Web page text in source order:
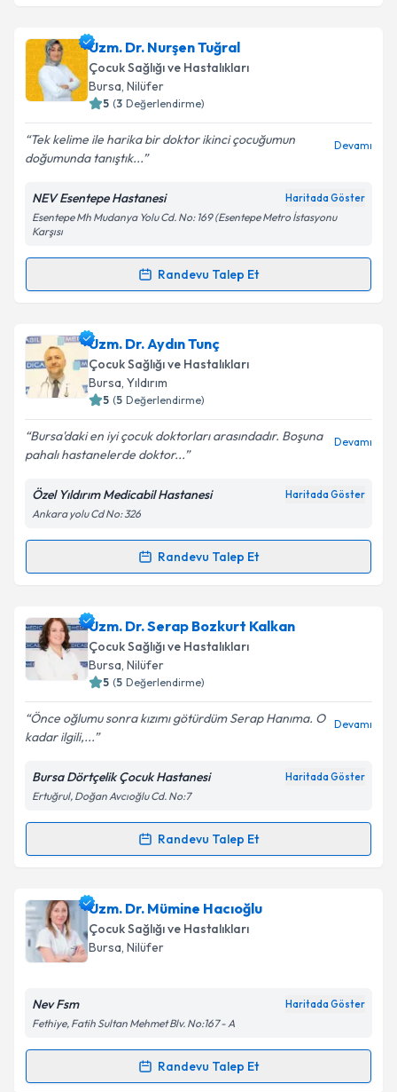
için bir takvim hazırlandığında e-posta ile
bilgilendireceğiz.
E-posta Adresiniz
Metni'ni okudum ve kişisel verilerimin belirtilen
kapsamda işlenmesini kabul ediyorum.
Takvim Talebini Gönder
Uzm. Dr. Nurşen Tuğral
Çocuk Sağlığı ve Hastalıkları
Bursa, Nilüfer
5 (3 Değerlendirme)
Tek kelime ile harika bir doktor ikinci çocuğumun
doğumunda tanıştık...
Devamı
NEV Esentepe Hastanesi Haritada Göster
Esentepe Mh Mudanya Yolu Cd. No: 169 (Esentepe Metro İstasyonu
Karşısı
Randevu Talep Et
Randevu Takvimi Talebi
Uzm. Dr. Nurşen Tuğraliçin randevu takvimi talebi
oluşturun. Size bu uzmandan randevu almanız için bir
takvim hazırlandığında e-posta ile bilgilendireceğiz.
Kişisel verilerimin işlenmesine ilişkin
Aydınlatma
Metni'ni okudum ve kişisel verilerimin belirtilen
kapsamda işlenmesini kabul ediyorum.
Uzm. Dr. Aydın Tunç
Çocuk Sağlığı ve Hastalıkları
Bursa, Yıldırım
5 (5 Değerlendirme)
Bursa'daki en iyi çocuk doktorları arasındadır. Boşuna
pahalı hastanelerde doktor...
Devamı
Özel Yıldırım Medicabil Hastanesi Haritada Göster
Ankara yolu Cd No: 326
Randevu Talep Et
Randevu Takvimi Talebi
Uzm. Dr. Aydın Tunçiçin randevu takvimi talebi
oluşturun. Size bu uzmandan randevu almanız için bir
takvim hazırlandığında e-posta ile bilgilendireceğiz.
Kişisel verilerimin işlenmesine ilişkin
Aydınlatma
Metni'ni okudum ve kişisel verilerimin belirtilen
kapsamda işlenmesini kabul ediyorum.
Uzm. Dr. Serap Bozkurt Kalkan
Çocuk Sağlığı ve Hastalıkları
Bursa, Nilüfer
5 (5 Değerlendirme)
Önce oğlumu sonra kızımı götürdüm Serap Hanıma. O
kadar ilgili,...
Devamı
Bursa Dörtçelik Çocuk Hastanesi Haritada Göster
Ertuğrul, Doğan Avcıoğlu Cd. No:7
Randevu Talep Et
Randevu Takvimi Talebi
Uzm. Dr. Serap Bozkurt Kalkaniçin randevu
takvimi talebi oluşturun. Size bu uzmandan randevu
almanız için bir takvim hazırlandığında e-posta ile
bilgilendireceğiz.
Kişisel verilerimin işlenmesine ilişkinAydınlatma
Uzm. Dr. Mümine Hacıoğlu
Çocuk Sağlığı ve Hastalıkları
Bursa, Nilüfer
Nev Fsm Haritada Göster
Fethiye, Fatih Sultan Mehmet Blv. No:167 - A
Randevu Talep Et
Randevu Takvimi Talebi